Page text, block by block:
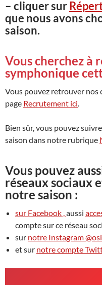
– cliquer sur
que nous avons
saison.
Vous cherchez à
symphonique
Vous pouvez retrouver
page Recrutement ici.
Bien sûr, vous pouvez
saison dans notre rubrique
Vous pouvez
réseaux sociaux
notre saison :
sur Facebook ,aussi
compte sur ce réseau
sur notre Instagram
et sur notre compte